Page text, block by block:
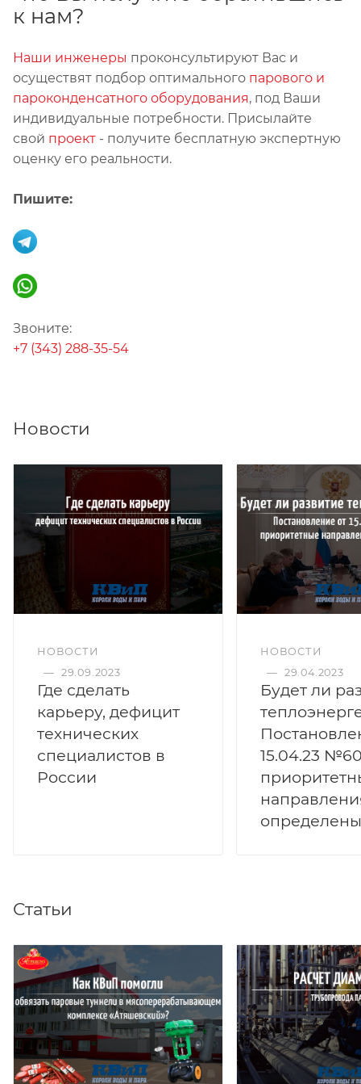
к нам?
Наши инженеры проконсультируют Вас и
осуществят подбор оптимального парового и
пароконденсатного оборудования, под Ваши
индивидуальные потребности. Присылайте
свой проект - получите бесплатную экспертную
оценку его реальности.
Пишите:
Звоните:
+7 (343) 288-35-54
Новости
НОВОСТИ
— 29.09.2023
Где сделать
карьеру, дефицит
технических
специалистов в
России
НОВОСТИ
— 29.04.2023
Будет ли
15.04.23
определены
Статьи